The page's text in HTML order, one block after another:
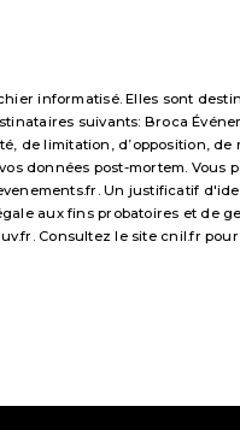
informatisé. Elles sont
suivants: Broca
de limitation, d’opposition,
données post-mortem. Vous
Un justificatif
aux fins probatoires et de
. Consultez le site cnil.fr